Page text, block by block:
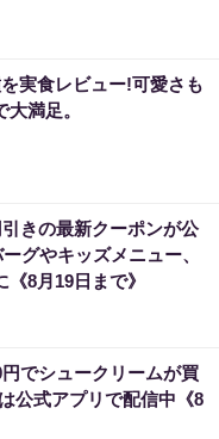
実食レビュー!可愛さも
満足。
引きの最新クーポンが公
グやキッズメニュー、
8月19日まで》
円でシュークリームが買
公式アプリで配信中《8